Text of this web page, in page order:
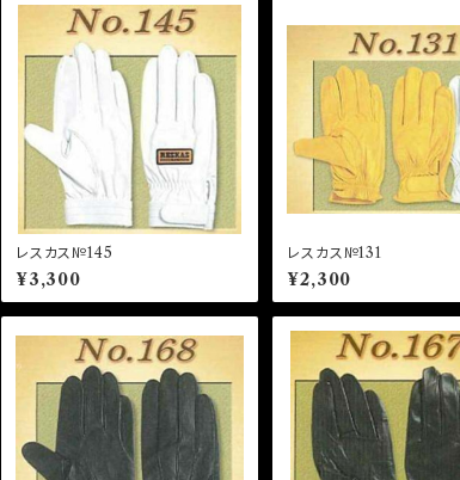
レスカス№145
¥3,300
レスカス№131
¥2,300